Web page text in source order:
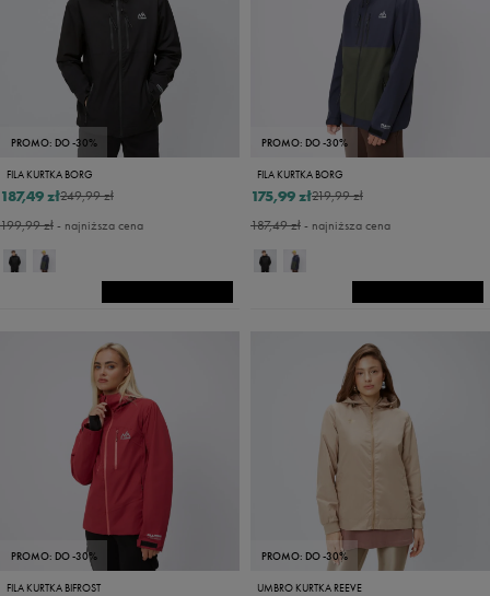
PROMO: DO -30%
FILA KURTKA BORG
249,99 zł
187,49 zł
199,99 zł- najniższa cena
PROMO: DO -30%
FILA KURTKA BORG
219,99 zł
175,99 zł
187,49 zł- najniższa cena
PROMO: DO -30%
FILA KURTKA BIFROST
PROMO: DO -30%
UMBRO KURTKA REEVE